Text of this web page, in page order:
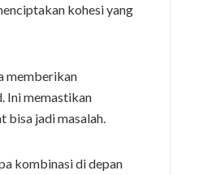
kohesi yang
memberikan
Ini memastikan
bisa jadi masalah.
kombinasi di depan